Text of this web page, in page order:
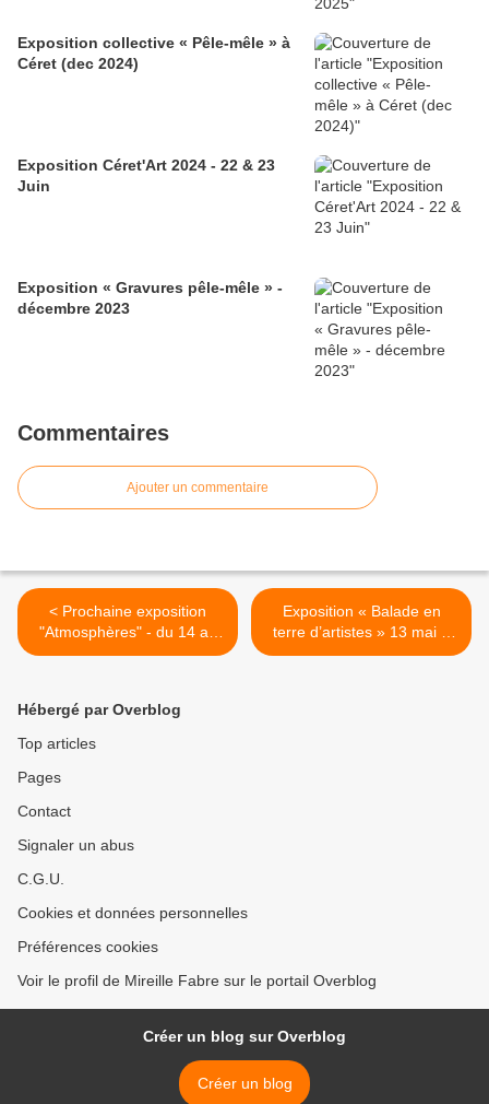
Exposition collective « Pêle-mêle » à
Céret (dec 2024)
Exposition Céret'Art 2024 - 22 & 23
Juin
Exposition « Gravures pêle-mêle » -
décembre 2023
Commentaires
Ajouter un commentaire
< Prochaine exposition
"Atmosphères" - du 14 au
22 avril 2023
Exposition « Balade en
terre d’artistes » 13 mai à
Céret (66) >
Hébergé par Overblog
Top articles
Pages
Contact
Signaler un abus
C.G.U.
Cookies et données personnelles
Préférences cookies
Voir le profil de Mireille Fabre sur le portail Overblog
Créer un blog sur Overblog
Créer un blog